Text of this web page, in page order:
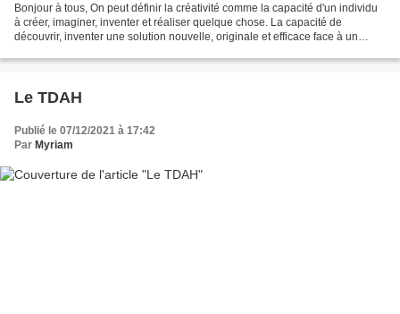
Bonjour à tous, On peut définir la créativité comme la capacité d'un individu
à créer, imaginer, inventer et réaliser quelque chose. La capacité de
découvrir, inventer une solution nouvelle, originale et efficace face à un
Le TDAH
Publié le 07/12/2021 à 17:42
Par Myriam